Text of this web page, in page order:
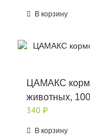
В корзину
ЦАМАКС
животных,
340 ₽
В корзину